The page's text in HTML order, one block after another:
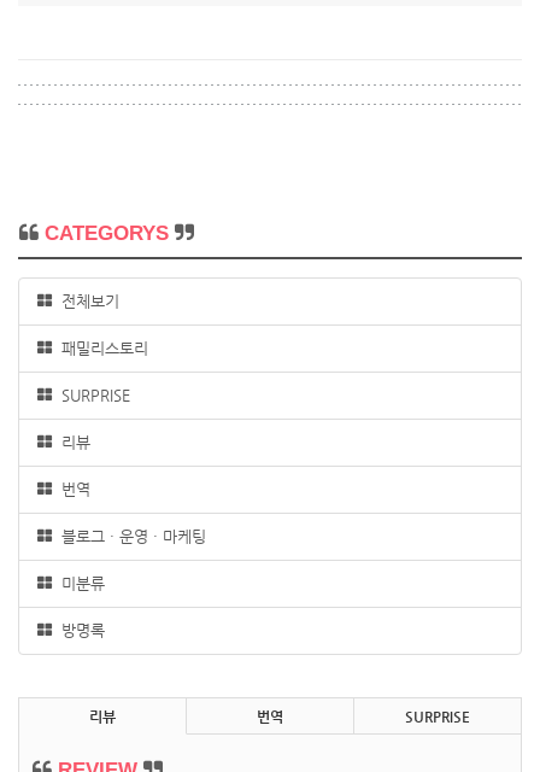
CATEGORYS
전체보기
패밀리스토리
SURPRISE
리뷰
번역
블로그 · 운영 · 마케팅
미분류
방명록
리뷰 번역 SURPRISE